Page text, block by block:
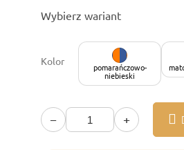
jednostkowa:
Wybierz wariant
Kolor pomarańczowo-
niebieski
− +